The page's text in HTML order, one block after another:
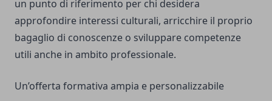
un punto di riferimento per chi desidera
approfondire interessi culturali, arricchire il proprio
bagaglio di conoscenze o sviluppare competenze
utili anche in ambito professionale.
Un’offerta formativa ampia e personalizzabile